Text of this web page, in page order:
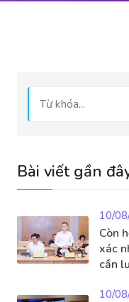
Bài viết gần
10/
Còn
xác
cần
10/